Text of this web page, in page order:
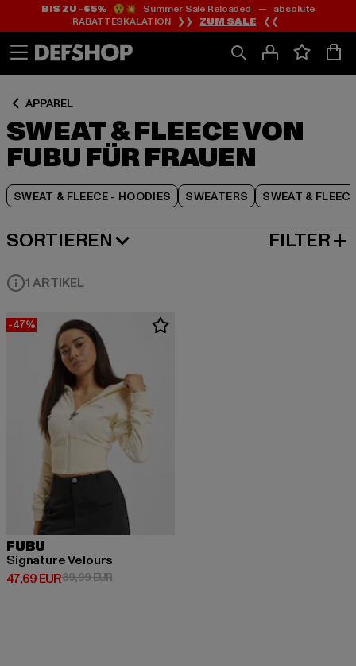
Zum
Inhalt
springen
Zum
Fußzeile
springen
BIS ZU -65%😲💥 Summer Sale Reloaded — absolute
RABATTESKALATION ❯❯ ZUM SALE ❮❮
APPAREL
SWEAT & FLEECE VON
FUBU FÜR FRAUEN
SWEAT & FLEECE - HOODIES SWEATERS SWEAT &
Zum
Produktraster
springen
SORTIEREN
BELIEBTESTE FILTER
1 ARTIKEL
-47%
FUBU
Signature Velours
47,69 EUR
Derzeitiger Preis: 47,69 EUR
89,99 EURAktionspreis: 89,99 EUR